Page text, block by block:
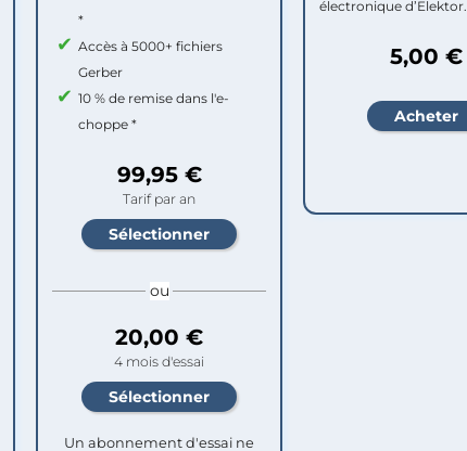
*
Accès à 5000+ fichiers
Gerber
10 % de remise dans l'e-
choppe *
99,95 €
Tarif par an
ou
20,00 €
4 mois d'essai
Un abonnement d'essai ne
électronique d’Elektor.
5,00 €